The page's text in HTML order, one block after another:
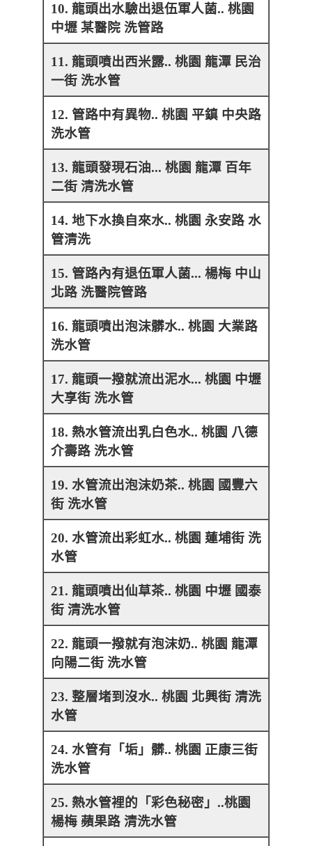
10. 龍頭出水驗出退伍軍人菌.. 桃園
中壢 某醫院 洗管路
11. 龍頭噴出西米露.. 桃園 龍潭 民治
一街 洗水管
12. 管路中有異物.. 桃園 平鎮 中央路
洗水管
13. 龍頭發現石油... 桃園 龍潭 百年
二街 清洗水管
14. 地下水換自來水.. 桃園 永安路 水
管清洗
15. 管路內有退伍軍人菌... 楊梅 中山
北路 洗醫院管路
16. 龍頭噴出泡沫髒水.. 桃園 大業路
洗水管
17. 龍頭一撥就流出泥水... 桃園 中壢
大享街 洗水管
18. 熱水管流出乳白色水.. 桃園 八德
介壽路 洗水管
19. 水管流出泡沫奶茶.. 桃園 國豐六
街 洗水管
20. 水管流出彩虹水.. 桃園 蓮埔街 洗
水管
21. 龍頭噴出仙草茶.. 桃園 中壢 國泰
街 清洗水管
22. 龍頭一撥就有泡沫奶.. 桃園 龍潭
向陽二街 洗水管
23. 整層堵到沒水.. 桃園 北興街 清洗
水管
24. 水管有「垢」髒.. 桃園 正康三街
洗水管
25. 熱水管裡的「彩色秘密」..桃園
楊梅 蘋果路 清洗水管